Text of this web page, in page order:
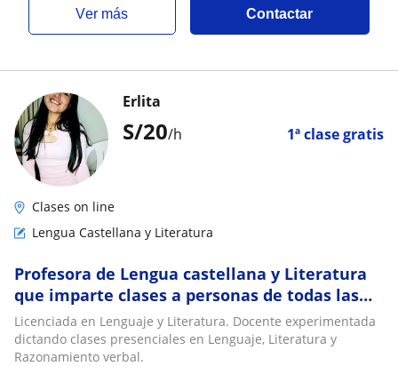
ver más Contactar
S/20/h 1ª clase gratis
Erlita
Clases on line
Lengua Castellana y Literatura
Profesora de Lengua castellana y Literatura
que imparte clases a personas de todas las
edades
Licenciada en Lenguaje y Literatura. Docente experimentada
dictando clases presenciales en Lenguaje, Literatura y
Razonamiento verbal.